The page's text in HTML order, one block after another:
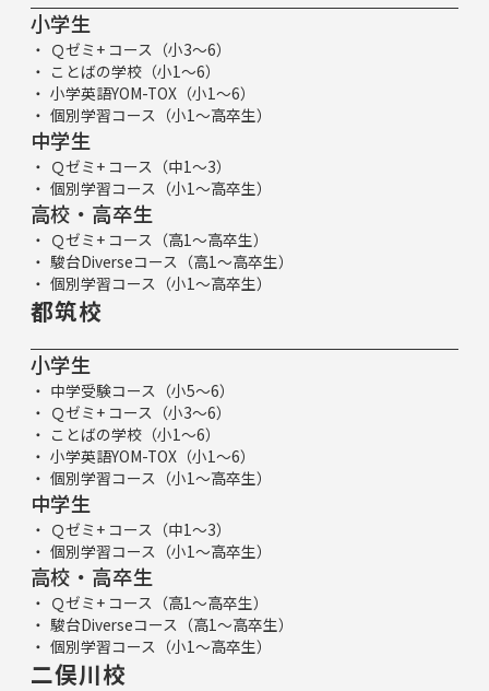
小学生
Ｑゼミ+ コース（小3～6）
ことばの学校（小1～6）
小学英語YOM-TOX（小1～6）
個別学習コース（小1～高卒生）
中学生
Ｑゼミ+ コース（中1～3）
個別学習コース（小1～高卒生）
高校・高卒生
Ｑゼミ+ コース（高1～高卒生）
駿台Diverseコース（高1～高卒生）
個別学習コース（小1～高卒生）
都筑校
小学生
中学受験コース（小5～6）
Ｑゼミ+ コース（小3～6）
ことばの学校（小1～6）
小学英語YOM-TOX（小1～6）
個別学習コース（小1～高卒生）
中学生
Ｑゼミ+ コース（中1～3）
個別学習コース（小1～高卒生）
高校・高卒生
Ｑゼミ+ コース（高1～高卒生）
駿台Diverseコース（高1～高卒生）
個別学習コース（小1～高卒生）
二俣川校